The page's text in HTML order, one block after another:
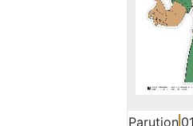
Parution